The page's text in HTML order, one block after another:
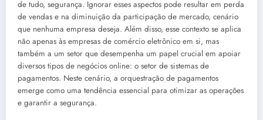
de tudo, segurança. Ignorar esses aspectos pode resultar em perda
de vendas e na diminuição da participação de mercado, cenário
que nenhuma empresa deseja. Além disso, esse contexto se aplica
não apenas às empresas de comércio eletrônico em si, mas
também a um setor que desempenha um papel crucial em apoiar
diversos tipos de negócios online: o setor de sistemas de
pagamentos. Neste cenário, a orquestração de pagamentos
emerge como uma tendência essencial para otimizar as operações
e garantir a segurança.